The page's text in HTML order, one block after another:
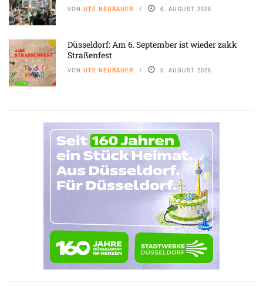
VON UTE NEUBAUER 6. AUGUST 2026
Düsseldorf: Am 6. September ist wieder zakk
Straßenfest
VON UTE NEUBAUER 5. AUGUST 2026